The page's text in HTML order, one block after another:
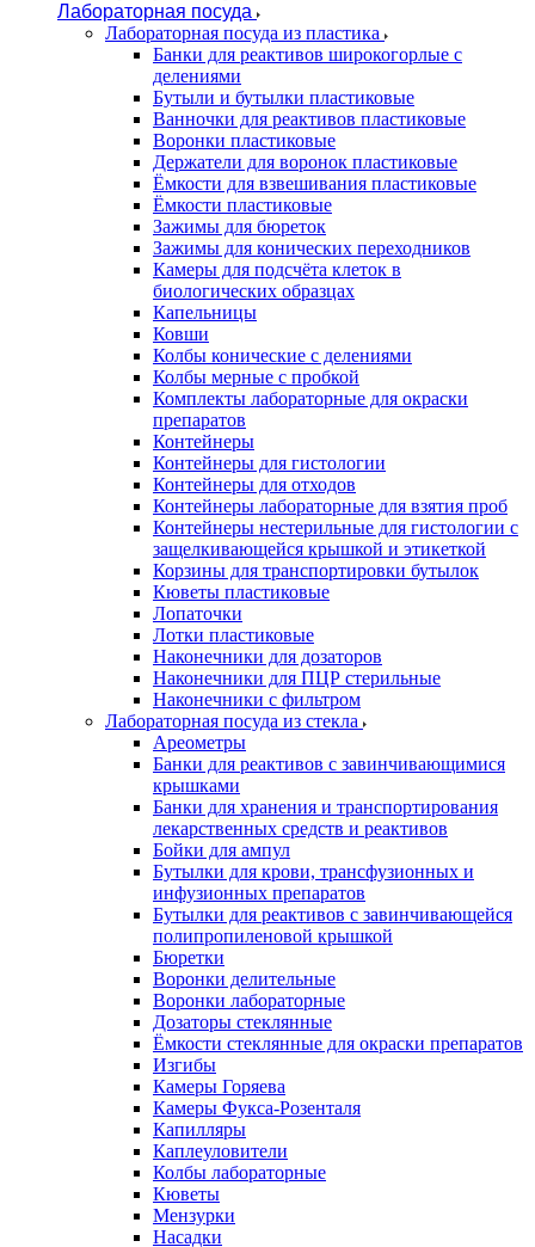
Лабораторная посуда
Лабораторная посуда из пластика
Банки для реактивов широкогорлые с
делениями
Бутыли и бутылки пластиковые
Ванночки для реактивов пластиковые
Воронки пластиковые
Держатели для воронок пластиковые
Ёмкости для взвешивания пластиковые
Ёмкости пластиковые
Зажимы для бюреток
Зажимы для конических переходников
Камеры для подсчёта клеток в
биологических образцах
Капельницы
Ковши
Колбы конические с делениями
Колбы мерные с пробкой
Комплекты лабораторные для окраски
препаратов
Контейнеры
Контейнеры для гистологии
Контейнеры для отходов
Контейнеры лабораторные для взятия проб
Контейнеры нестерильные для гистологии с
защелкивающейся крышкой и этикеткой
Корзины для транспортировки бутылок
Кюветы пластиковые
Лопаточки
Лотки пластиковые
Наконечники для дозаторов
Наконечники для ПЦР стерильные
Наконечники с фильтром
Лабораторная посуда из стекла
Ареометры
Банки для реактивов с завинчивающимися
крышками
Банки для хранения и транспортирования
лекарственных средств и реактивов
Бойки для ампул
Бутылки для крови, трансфузионных и
инфузионных препаратов
Бутылки для реактивов с завинчивающейся
полипропиленовой крышкой
Бюретки
Воронки делительные
Воронки лабораторные
Дозаторы стеклянные
Ёмкости стеклянные для окраски препаратов
Изгибы
Камеры Горяева
Камеры Фукса-Розенталя
Капилляры
Каплеуловители
Колбы лабораторные
Кюветы
Мензурки
Насадки